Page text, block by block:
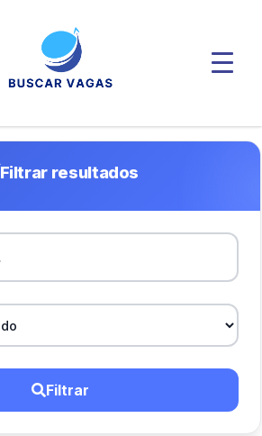
Filtrar resultados
Filtrar